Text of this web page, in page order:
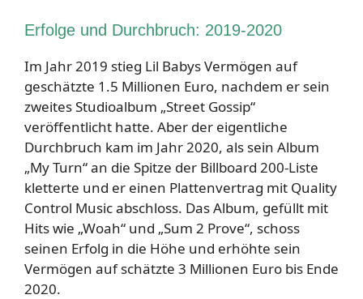
Erfolge und Durchbruch: 2019-2020
Im Jahr 2019 stieg Lil Babys Vermögen auf
geschätzte 1.5 Millionen Euro, nachdem er sein
zweites Studioalbum „Street Gossip“
veröffentlicht hatte. Aber der eigentliche
Durchbruch kam im Jahr 2020, als sein Album
„My Turn“ an die Spitze der Billboard 200-Liste
kletterte und er einen Plattenvertrag mit Quality
Control Music abschloss. Das Album, gefüllt mit
Hits wie „Woah“ und „Sum 2 Prove“, schoss
seinen Erfolg in die Höhe und erhöhte sein
Vermögen auf schätzte 3 Millionen Euro bis Ende
2020.